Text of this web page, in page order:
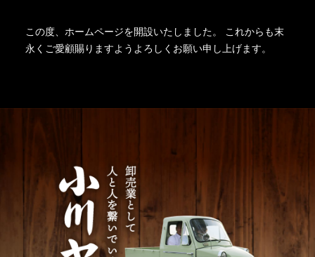
この度、ホームページを開設いたしました。 これからも末
永くご愛顧賜りますようよろしくお願い申し上げます。